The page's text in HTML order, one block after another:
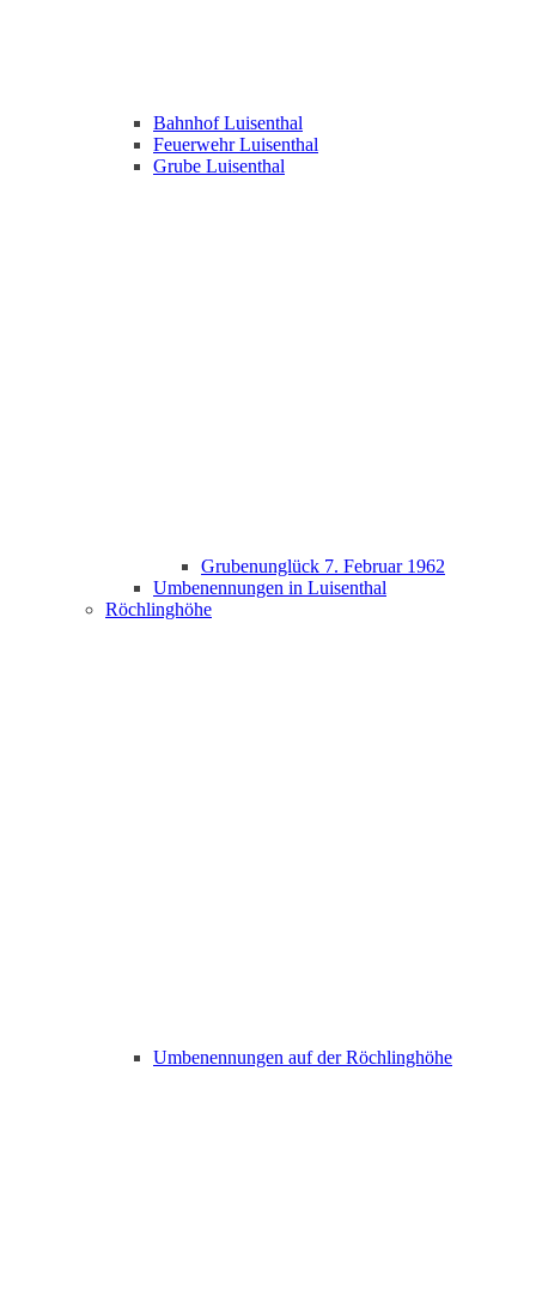
Bahnhof Luisenthal
Feuerwehr Luisenthal
Grube Luisenthal
Grubenunglück 7. Februar 1962
Umbenennungen in Luisenthal
Röchlinghöhe
Umbenennungen auf der Röchlinghöhe